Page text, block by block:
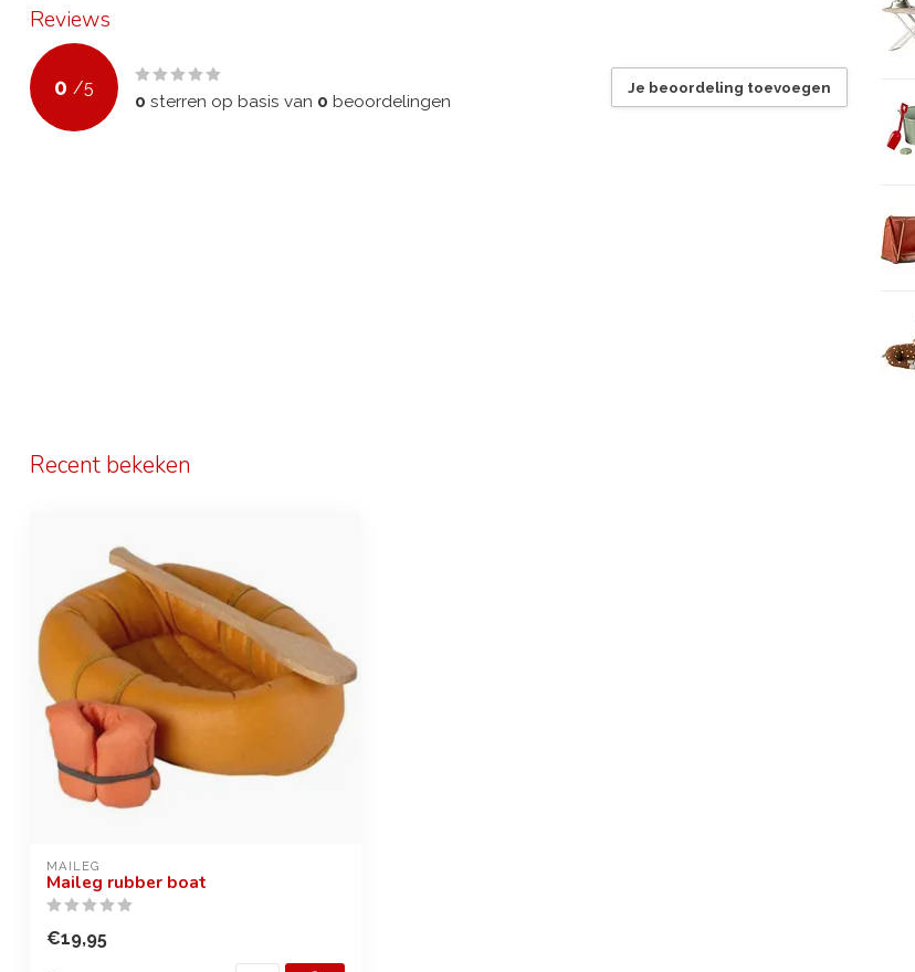
Reviews
0 /5
0 sterren op basis van 0 beoordelingen
Je beoordeling toevoegen
Recent bekeken
MAILEG
Maileg rubber boat
€19,95